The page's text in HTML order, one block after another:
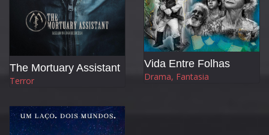
The Mortuary Assistant
Terror
Vida Entre Folhas
Drama, Fantasia